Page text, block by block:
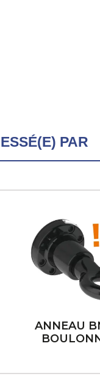
PAR
ANNEAU